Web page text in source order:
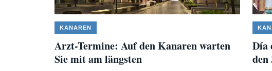
KANAREN
Arzt-Termine: Auf den Kanaren warten
Sie mit am längsten
Día
den